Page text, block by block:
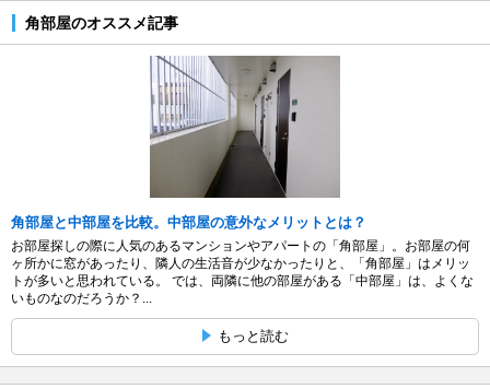
角部屋のオススメ記事
角部屋と中部屋を比較。中部屋の意外なメリットとは？
お部屋探しの際に人気のあるマンションやアパートの「角部屋」。お部屋の何
ヶ所かに窓があったり、隣人の生活音が少なかったりと、「角部屋」はメリッ
トが多いと思われている。 では、両隣に他の部屋がある「中部屋」は、よくな
いものなのだろうか？...
もっと読む